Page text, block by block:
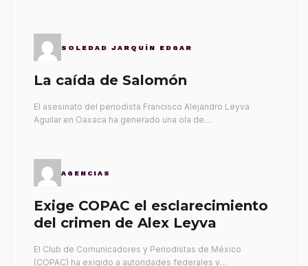
SOLEDAD JARQUÍN EDGAR
La caída de Salomón
El asesinato del periodista Francisco Alejandro Leyva
Aguilar en Oaxaca ha generado una ola de…
AGENCIAS
Exige COPAC el esclarecimiento
del crimen de Alex Leyva
El Club de Comunicadores y Periodistas de México
(COPAC) ha exigido a autoridades federales y…